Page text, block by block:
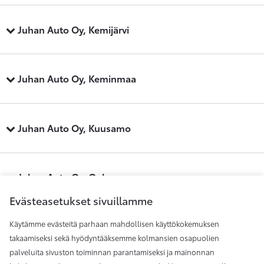
Juhan Auto Oy, Kemijärvi
Juhan Auto Oy, Keminmaa
Juhan Auto Oy, Kuusamo
Juhan Auto Oy, Oulu
Juhan Auto Oy, Raahe
Evästeasetukset sivuillamme
Käytämme evästeitä parhaan mahdollisen käyttökokemuksen
takaamiseksi sekä hyödyntääksemme kolmansien osapuolien
palveluita sivuston toiminnan parantamiseksi ja mainonnan